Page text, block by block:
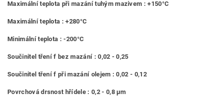
Maximální teplota při mazání tuhým mazivem : +150°C
Maximální teplota : +280°C
Minimální teplota : -200°C
Součinitel tření f bez mazání : 0,02 - 0,25
Součinitel tření f při mazání olejem : 0,02 - 0,12
Povrchová drsnost hřídele : 0,2 - 0,8 μm